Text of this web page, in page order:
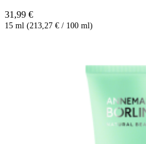
31,99 €
15 ml (213,27 € / 100 ml)